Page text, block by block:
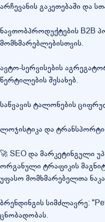
არჩევანის გაკეთებაში და
ნავთობპროდუქტების B2B
მომხმარებლებისთვის.
ავტო-სერვისების
წერტილების შესახებ.
საწვავის ტალონების
ლოჯისტიკა და
🚀 SEO და მარკეტინგული
ორგანული ტრაფიკის
უფასო მომხმარებელთა
ბრენდინგის სიმძლავრე:
ცნობადობას.